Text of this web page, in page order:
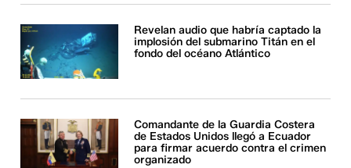
Revelan audio que habría captado la
implosión del submarino Titán en el
fondo del océano Atlántico
Comandante de la Guardia Costera
de Estados Unidos llegó a Ecuador
para firmar acuerdo contra el crimen
organizado